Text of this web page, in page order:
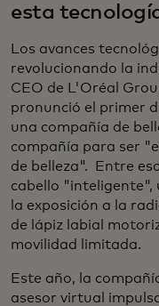
esta
Los avances
revolucionando la
CEO de L'Oréal
pronunció el primer
una compañía de
compañía para ser
de belleza". Entre
cabello "inteligente",
la exposición a la
de lápiz labial
movilidad limitada.
Este año, la
asesor virtual